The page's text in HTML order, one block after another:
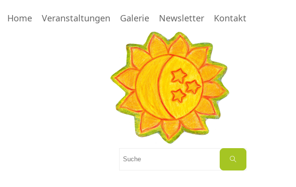
Home Veranstaltungen Galerie Newsletter Kontakt
Suchen
Suche